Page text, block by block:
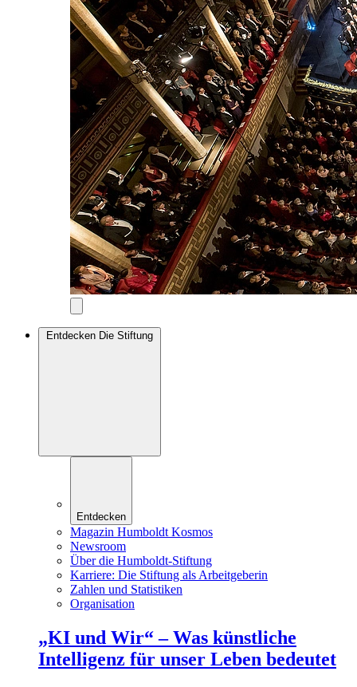
Entdecken Die Stiftung
Entdecken
Magazin Humboldt Kosmos
Newsroom
Über die Humboldt-Stiftung
Karriere: Die Stiftung als Arbeitgeberin
Zahlen und Statistiken
Organisation
„KI und Wir“ – Was künstliche
Intelligenz für unser Leben bedeutet